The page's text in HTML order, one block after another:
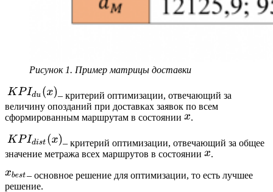
Рисунок 1. Пример матрицы доставки
– критерий оптимизации, отвечающий за
величину опозданий при доставках заявок по всем
сформированным маршрутам в состоянии
.
– критерий оптимизации, отвечающий за общее
значение метража всех маршрутов в состоянии
.
– основное решение для оптимизации, то есть лучшее
решение.